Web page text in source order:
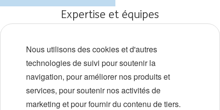
Expertise et équipes
Diversité et inclusion
Localisations
Événements
Nous utilisons des cookies et d'autres
technologies de suivi pour soutenir la
navigation, pour améliorer nos produits et
services, pour soutenir nos activités de
marketing et pour fournir du contenu de tiers.